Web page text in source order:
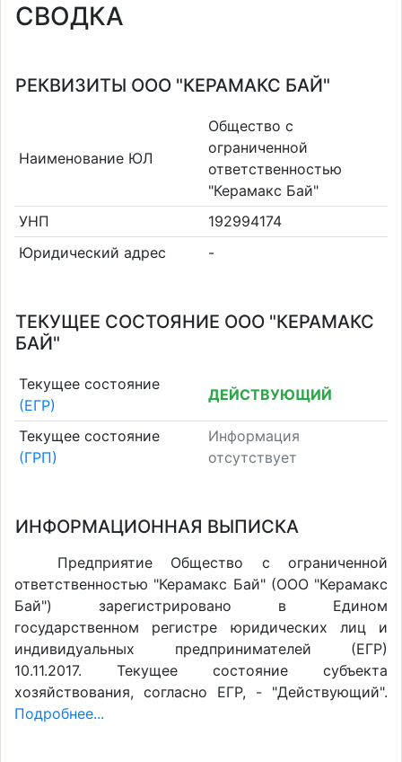
СВОДКА
РЕКВИЗИТЫ ООО "КЕРАМАКС БАЙ"
Наименование ЮЛ
Общество с
ограниченной
ответственностью
"Керамакс Бай"
УНП
192994174
Юридический адрес
-
ТЕКУЩЕЕ СОСТОЯНИЕ ООО "КЕРАМАКС
БАЙ"
Текущее состояние
(ЕГР)
ДЕЙСТВУЮЩИЙ
Текущее состояние
(ГРП)
Информация
отсутствует
ИНФОРМАЦИОННАЯ ВЫПИСКА
Предприятие Общество с ограниченной
ответственностью "Керамакс Бай" (ООО "Керамакс
Бай") зарегистрировано в Едином
государственном регистре юридических лиц и
индивидуальных предпринимателей (ЕГР)
10.11.2017. Текущее состояние субъекта
хозяйствования, согласно ЕГР, - "Действующий".
Подробнее...